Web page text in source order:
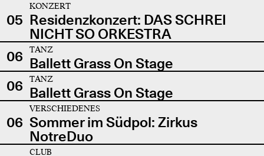
05
KONZERT
Residenzkonzert: DAS SCHREI
NICHT SO ORKESTRA
06
TANZ
Ballett Grass On Stage
06
TANZ
Ballett Grass On Stage
06
VERSCHIEDENES
Sommer im Südpol: Zirkus
NotreDuo
CLUB